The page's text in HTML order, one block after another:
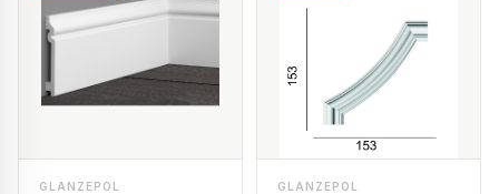
GLANZEPOL
GLANZEPOL